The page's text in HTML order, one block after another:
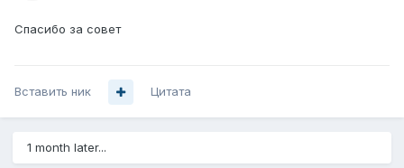
Спасибо за совет
Вставить ник Цитата
1 month later...